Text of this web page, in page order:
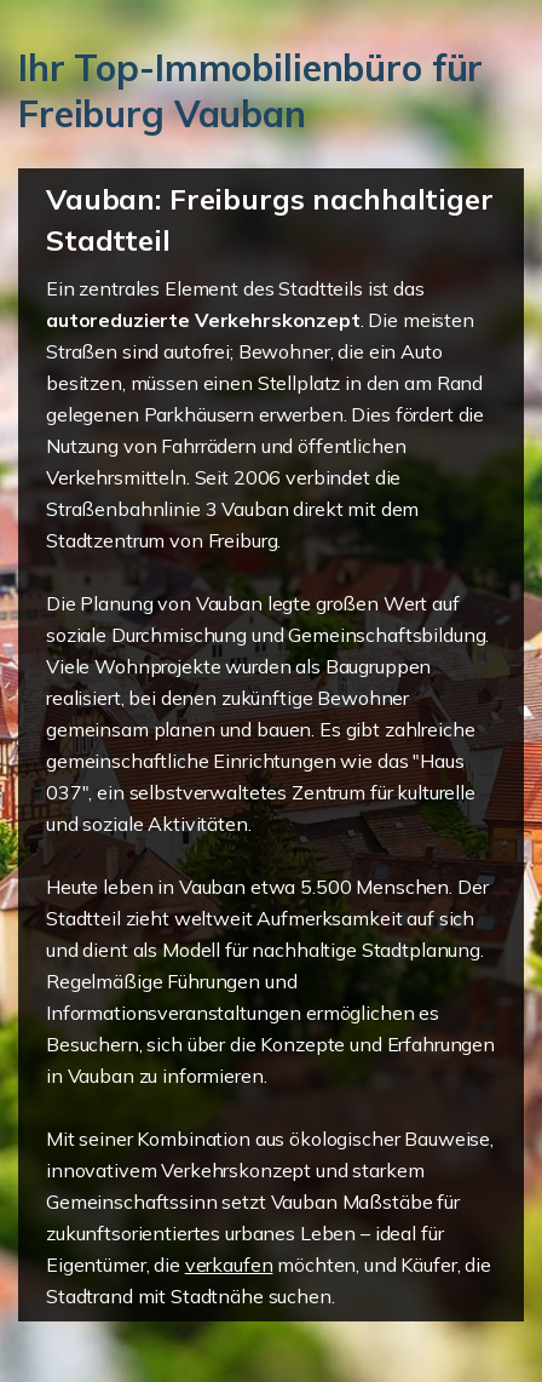
Ihr Top-Immobilienbüro für
Freiburg Vauban
Vauban: Freiburgs nachhaltiger
Stadtteil
Ein zentrales Element des Stadtteils ist das
autoreduzierte Verkehrskonzept. Die meisten
Straßen sind autofrei; Bewohner, die ein Auto
besitzen, müssen einen Stellplatz in den am Rand
gelegenen Parkhäusern erwerben. Dies fördert die
Nutzung von Fahrrädern und öffentlichen
Verkehrsmitteln. Seit 2006 verbindet die
Straßenbahnlinie 3 Vauban direkt mit dem
Stadtzentrum von Freiburg.
Die Planung von Vauban legte großen Wert auf
soziale Durchmischung und Gemeinschaftsbildung.
Viele Wohnprojekte wurden als Baugruppen
realisiert, bei denen zukünftige Bewohner
gemeinsam planen und bauen. Es gibt zahlreiche
gemeinschaftliche Einrichtungen wie das "Haus
037", ein selbstverwaltetes Zentrum für kulturelle
und soziale Aktivitäten.
Heute leben in Vauban etwa 5.500 Menschen. Der
Stadtteil zieht weltweit Aufmerksamkeit auf sich
und dient als Modell für nachhaltige Stadtplanung.
Regelmäßige Führungen und
Informationsveranstaltungen ermöglichen es
Besuchern, sich über die Konzepte und Erfahrungen
in Vauban zu informieren.
Mit seiner Kombination aus ökologischer Bauweise,
innovativem Verkehrskonzept und starkem
Gemeinschaftssinn setzt Vauban Maßstäbe für
zukunftsorientiertes urbanes Leben – ideal für
Eigentümer, die verkaufen möchten, und Käufer, die
Stadtrand mit Stadtnähe suchen.